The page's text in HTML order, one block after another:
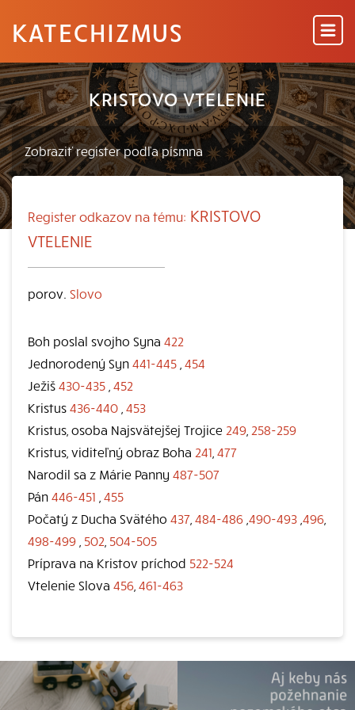
KATECHIZMUS
KRISTOVO VTELENIE
Register odkazov na tému: KRISTOVO
VTELENIE
porov. Slovo
Boh poslal svojho Syna 422
Jednorodený Syn 441-445 454
Ježiš 430-435 452
Kristus 436-440 453
Kristus, osoba Najsvätejšej Trojice 249 258-259
Kristus, viditeľný obraz Boha 241 477
Narodil sa z Márie Panny 487-507
Pán 446-451 455
Počatý z Ducha Svätého 437 484-486 490-493 496
498-499 502 504-505
Príprava na Kristov príchod 522-524
Vtelenie Slova 456 461-463